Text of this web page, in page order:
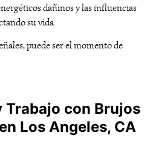
dañinos y las influencias
su vida.
puede ser el momento de
Trabajo con Brujos
Los Angeles, CA